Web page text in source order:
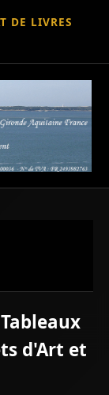
DE LIVRES
d'Art et